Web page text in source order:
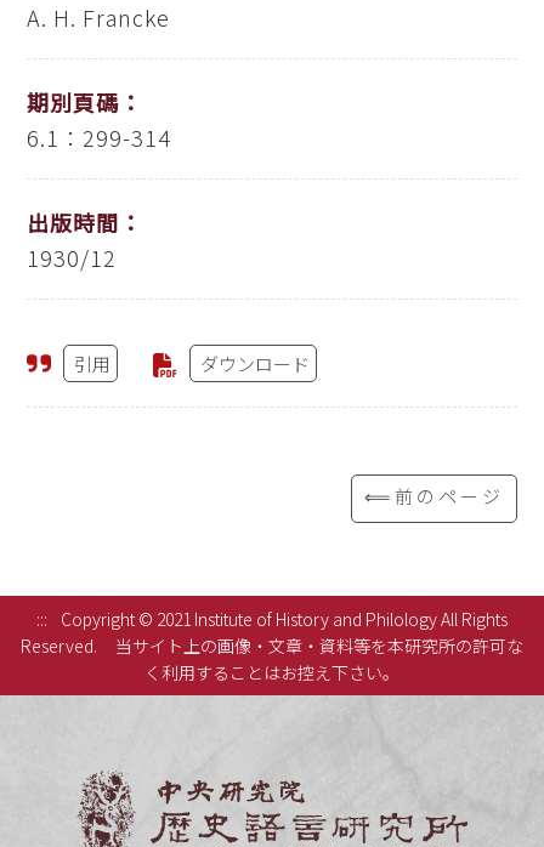
A. H. Francke
期別頁碼：
6.1：299-314
出版時間：
1930/12
引用 ダウンロード
⟸前のページ
:::
Copyright © 2021 Institute of History and Philology All Rights
Reserved.
当サイト上の画像・文章・資料等を本研究所の許可な
く利用することはお控え下さい。